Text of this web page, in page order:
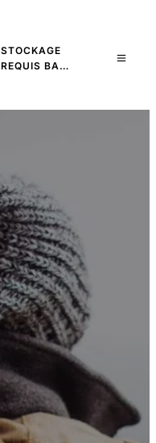
STOCKAGE
REQUIS BA…